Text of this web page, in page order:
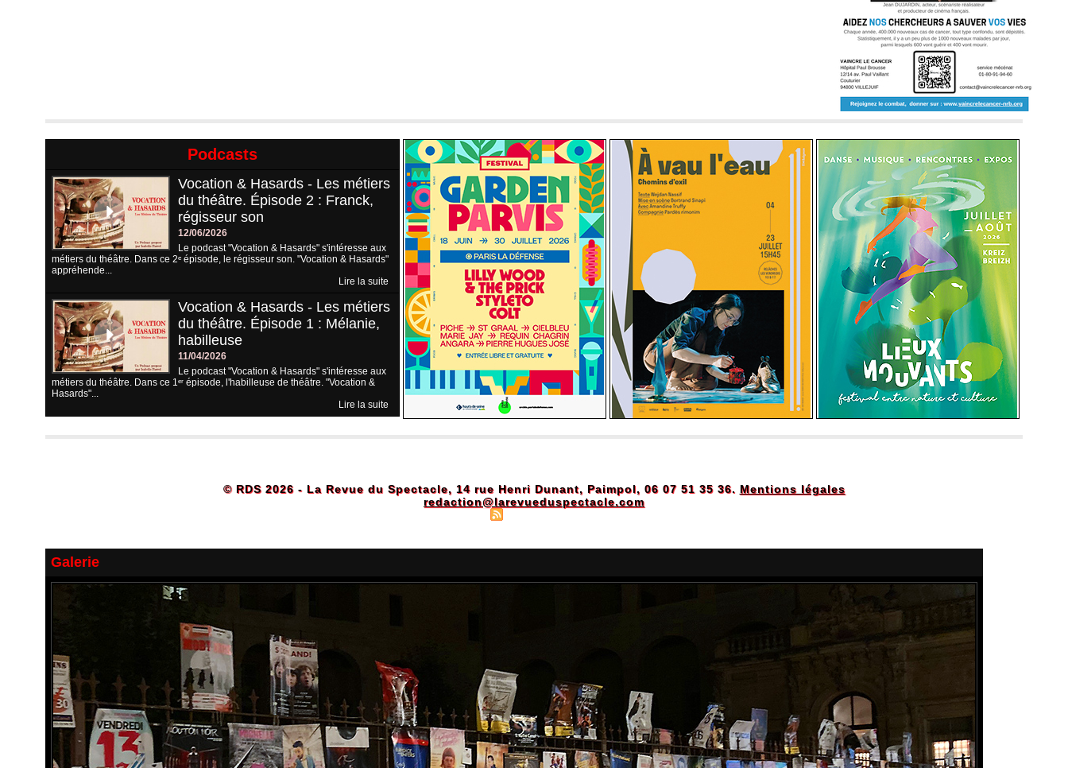
Podcasts
Vocation & Hasards - Les métiers
du théâtre. Épisode 2 : Franck,
régisseur son
12/06/2026
Le podcast "Vocation & Hasards" s'intéresse aux
métiers du théâtre. Dans ce 2ᵉ épisode, le régisseur son. "Vocation & Hasards"
appréhende...
Lire la suite
Vocation & Hasards - Les métiers
du théâtre. Épisode 1 : Mélanie,
habilleuse
11/04/2026
Le podcast "Vocation & Hasards" s'intéresse aux
métiers du théâtre. Dans ce 1ᵉʳ épisode, l'habilleuse de théâtre. "Vocation &
Hasards"...
Lire la suite
© RDS 2026 - La Revue du Spectacle, 14 rue Henri Dunant, Paimpol, 06 07 51 35 36. Mentions légales
redaction@larevueduspectacle.com
Galerie